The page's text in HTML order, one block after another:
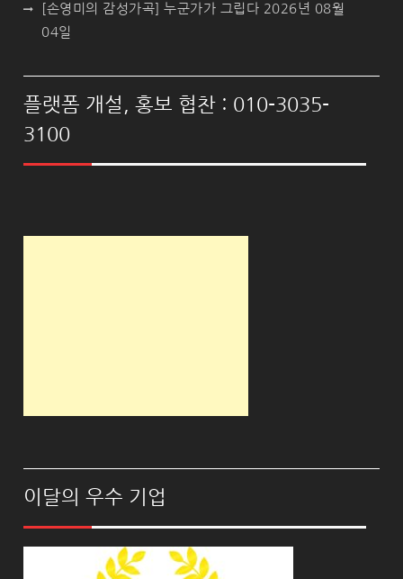
[손영미의 감성가곡] 누군가가 그립다 2026년 08월
04일
플랫폼 개설, 홍보 협찬 : 010-3035-
3100
이달의 우수 기업